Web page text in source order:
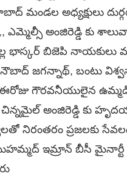
మండల అధ్యక్షులు
ఎమ్మెల్సీ అంజిరెడ్డి కు
భాస్కర్ బిజెపి
నౌబాద్ జగన్నాథ్, బంటు
గౌరవనీయులైన
అంజిరెడ్డి కు
నిరంతరం ప్రజలకు
ఇమ్రాన్ బీసీ మైనార్టీ